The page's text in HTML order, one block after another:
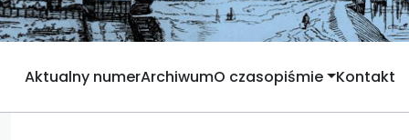
Aktualny numerArchiwumO czasopiśmie Kontakt